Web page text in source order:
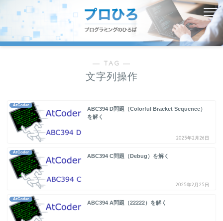
― TAG ―
文字列操作
AtCoder
ABC394 D問題（Colorful Bracket Sequence）
を解く
2025年2月26日
AtCoder
ABC394 C問題（Debug）を解く
2025年2月25日
AtCoder
ABC394 A問題（22222）を解く